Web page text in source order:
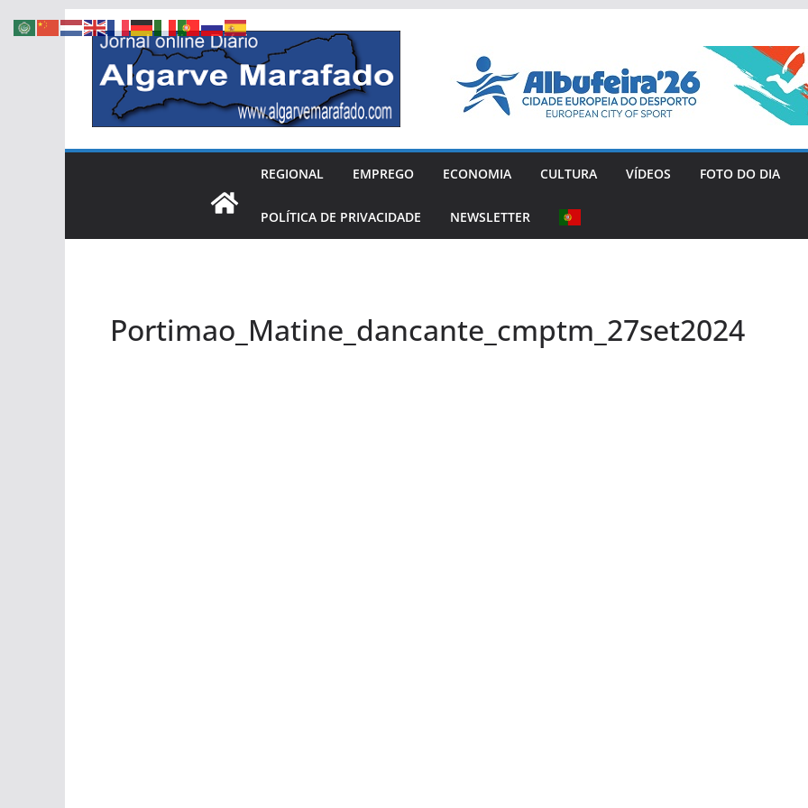
Skip
content
REGIONAL EMPREGO ECONOMIA CULTURA VÍDEOS FOTO DO DIA
POLÍTICA DE PRIVACIDADE NEWSLETTER
Portimao_Matine_dancante_cmptm_27set2024